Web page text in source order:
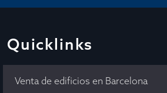
Quicklinks
Venta de edificios en Barcelona